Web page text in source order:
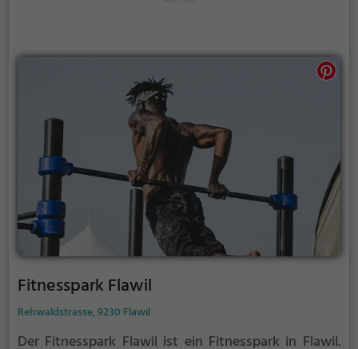
Fitnesspark Flawil
Rehwaldstrasse, 9230 Flawil
Der Fitnesspark Flawil ist ein Fitnesspark in Flawil.